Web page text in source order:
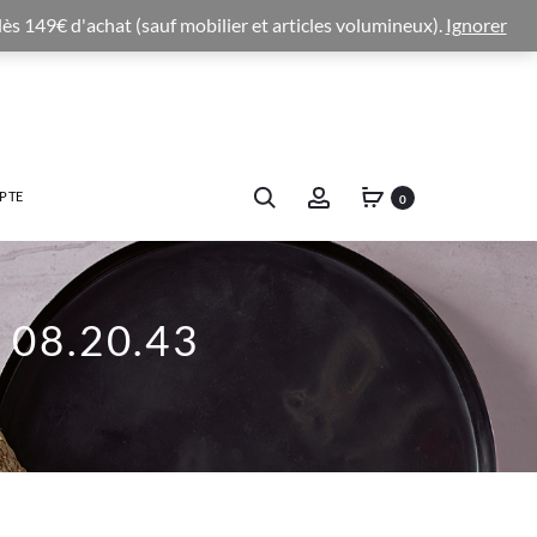
0
08.20.43
149€ d'achat (sauf mobilier et articles volumineux). Ignorer